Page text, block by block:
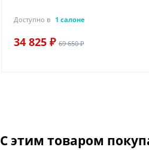
Доступно в 1 салоне
34 825 ₽ 69 650 ₽
С этим товаром